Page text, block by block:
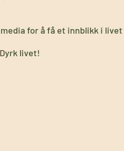
for å få et innblikk i livet
livet!